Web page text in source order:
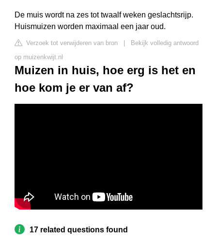
De muis wordt na zes tot twaalf weken geslachtsrijp.
Huismuizen worden maximaal een jaar oud.
Verzoek tot verwijderen van bron
Bekijk volledig antwoord
op muizenkwijt.nl
Muizen in huis, hoe erg is het en
hoe kom je er van af?
17 related questions found